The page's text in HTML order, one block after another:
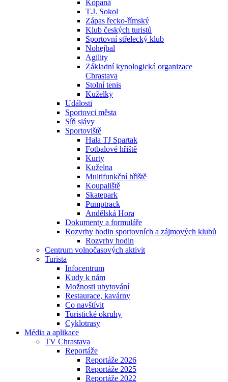
Kopaná
T.J. Sokol
Zápas řecko-římský
Klub českých turistů
Sportovní střelecký klub
Nohejbal
Agility
Základní kynologická organizace
Chrastava
Stolní tenis
Kuželky
Události
Sportovci města
Síň slávy
Sportoviště
Hala TJ Spartak
Fotbalové hřiště
Kurty
Kuželna
Multifunkční hřiště
Koupaliště
Skatepark
Pumptrack
Andělská Hora
Dokumenty a formuláře
Rozvrhy hodin sportovních a zájmových klubů
Rozvrhy hodin
Centrum volnočasových aktivit
Turista
Infocentrum
Kudy k nám
Možnosti ubytování
Restaurace, kavárny
Co navštívit
Turistické okruhy
Cyklotrasy
Média a aplikace
TV Chrastava
Reportáže
Reportáže 2026
Reportáže 2025
Reportáže 2022